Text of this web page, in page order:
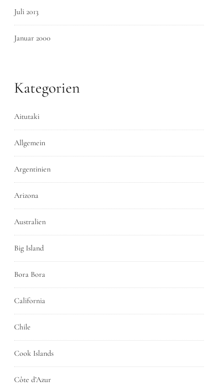
Juli 2013
Januar 2000
Kategorien
Aitutaki
Allgemein
Argentinien
Arizona
Australien
Big Island
Bora Bora
California
Chile
Cook Islands
Côte d’Azur